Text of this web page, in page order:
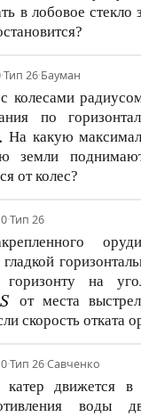
в лобовое стекло
·Тип 26·Бауман
колесами
по
На какую
земли
от колес?
·Тип 26
горизонту на
от места
скорость отката
·Тип 26·Савченко
катер движется в
воды